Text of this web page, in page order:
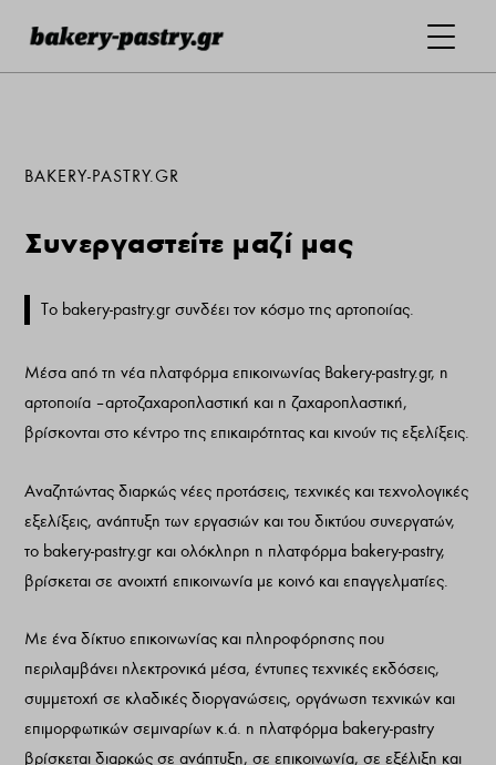
BAKERY-PASTRY.GR
Συνεργαστείτε μαζί μας
Το bakery-pastry.gr συνδέει τον κόσμο της αρτοποιίας.
Μέσα από τη νέα πλατφόρμα επικοινωνίας Bakery-pastry.gr, η
αρτοποιία – αρτοζαχαροπλαστική και η ζαχαροπλαστική,
βρίσκονται στο κέντρο της επικαιρότητας και κινούν τις εξελίξεις.
Αναζητώντας διαρκώς νέες προτάσεις, τεχνικές και τεχνολογικές
εξελίξεις, ανάπτυξη των εργασιών και του δικτύου συνεργατών,
το bakery-pastry.gr και ολόκληρη η πλατφόρμα bakery-pastry,
βρίσκεται σε ανοιχτή επικοινωνία με κοινό και επαγγελματίες.
Με ένα δίκτυο επικοινωνίας και πληροφόρησης που
περιλαμβάνει ηλεκτρονικά μέσα, έντυπες τεχνικές εκδόσεις,
συμμετοχή σε κλαδικές διοργανώσεις, οργάνωση τεχνικών και
επιμορφωτικών σεμιναρίων κ.ά. η πλατφόρμα bakery-pastry
βρίσκεται διαρκώς σε ανάπτυξη, σε επικοινωνία, σε εξέλιξη και